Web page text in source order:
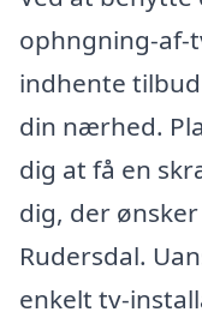
ophngning-af-
indhente
din nærhed.
dig at få en
dig, der
Rudersdal.
enkelt tv-